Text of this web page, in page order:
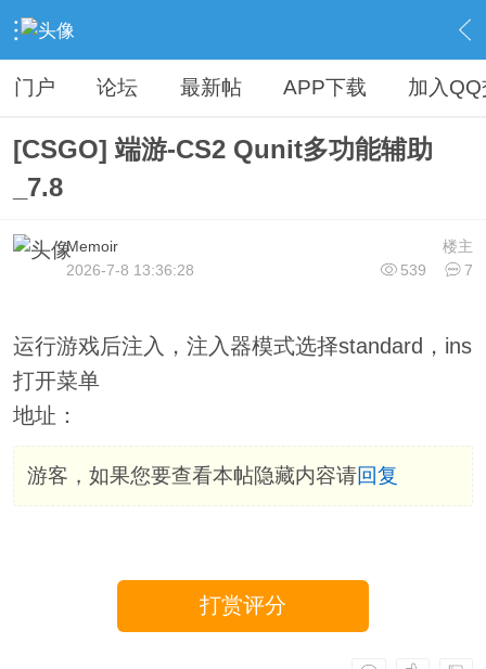
› 热门资源区 › 游戏辅助 › 内容
门户 论坛 最新帖 APP下载 加入
[CSGO] 端游-CS2 Qunit多功能辅助
_7.8
楼主
Memoir
539
7
2026-7-8 13:36:28
运行游戏后注入，注入器模式选择standard，ins
打开菜单
地址：
游客，如果您要查看本帖隐藏内容请回复
打赏评分